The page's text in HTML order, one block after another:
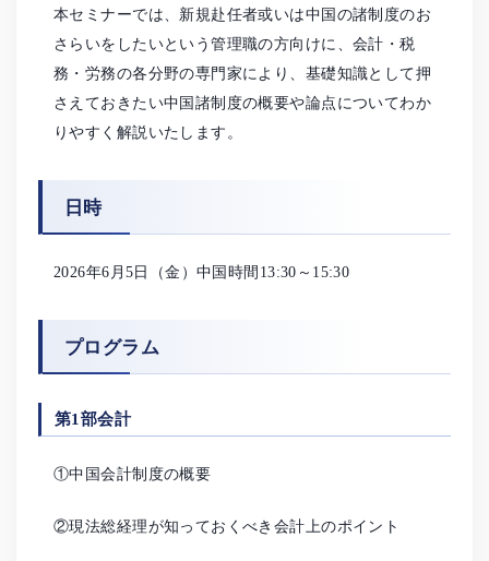
本セミナーでは、新規赴任者或いは中国の諸制度のお
さらいをしたいという管理職の方向けに、会計・税
務・労務の各分野の専門家により、基礎知識として押
さえておきたい中国諸制度の概要や論点についてわか
りやすく解説いたします。
日時
2026年6月5日（金）中国時間13:30～15:30
プログラム
第1部会計
①中国会計制度の概要
②現法総経理が知っておくべき会計上のポイント